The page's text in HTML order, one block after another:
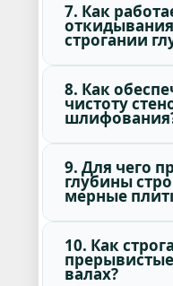
7. Как
строгании
8. Как
чистоту
9. Для чего
глубины
мерные
10. Как
валах?